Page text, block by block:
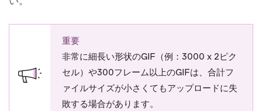
重要
非常に細長い形状のGIF（例：3000 x 2ピク
セル）や300フレーム以上のGIFは、合計フ
ァイルサイズが小さくてもアップロードに失
敗する場合があります。